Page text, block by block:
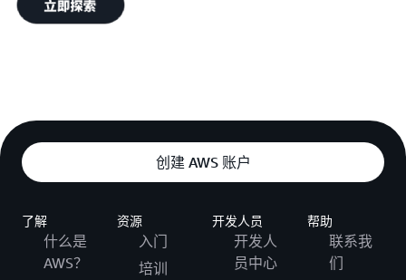
创建 AWS 账户
了解
什么是
AWS？
资源
入门
培训
开发人员
开发人
员中心
帮助
联系我
们